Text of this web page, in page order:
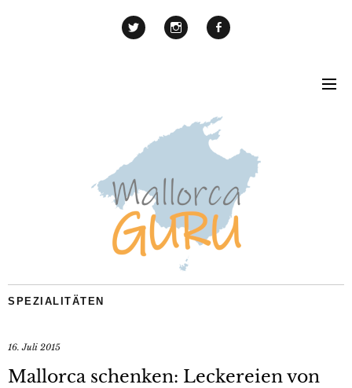
SPEZIALITÄTEN
16. Juli 2015
Mallorca schenken: Leckereien von